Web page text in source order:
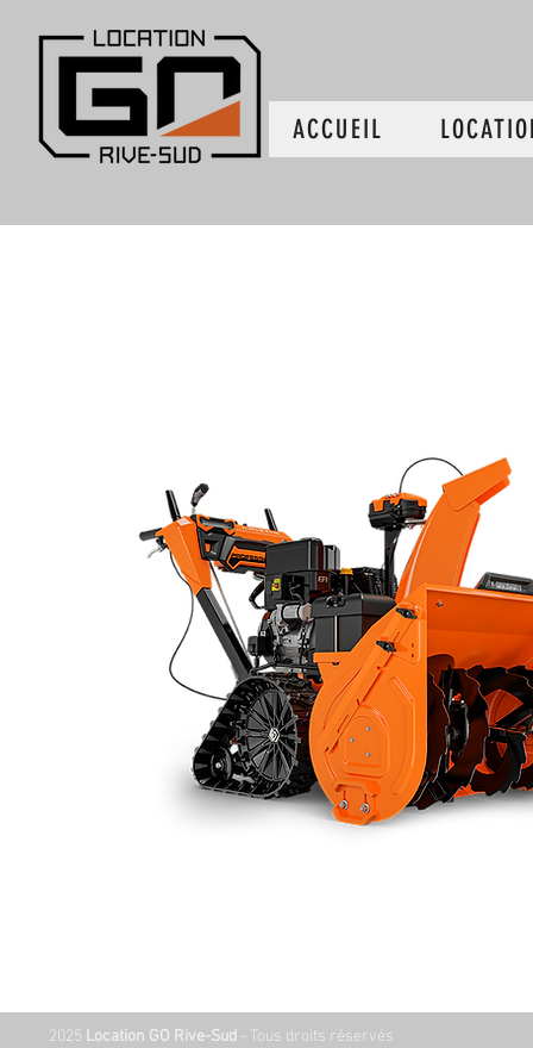
ACCUEIL
2025 Location GO Rive-Sud - Tous droits réservés